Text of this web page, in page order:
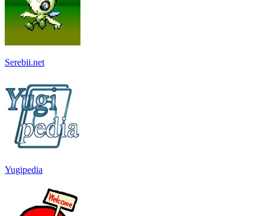
Serebii.net
Yugipedia